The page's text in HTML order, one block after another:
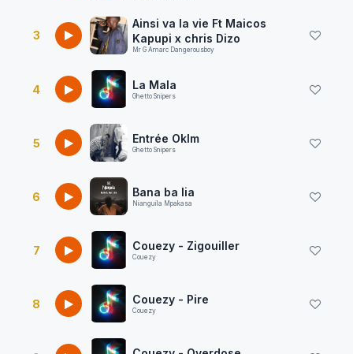
3
Ainsi va la vie Ft Maicos
Kapupi x chris Dizo
Mr G Amarc Dangerousboy
4 La Mala
Ghetto Snipers
5 Entrée Oklm
Ghetto Snipers
6 Bana ba lia
Nianguila Mpakasa
7 Couezy - Zigouiller
Couezy
8 Couezy - Pire
Couezy